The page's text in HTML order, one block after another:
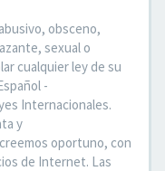
obsceno,
sexual o
cualquier ley de su
-
Internacionales.
y
oportuno, con
de Internet. Las